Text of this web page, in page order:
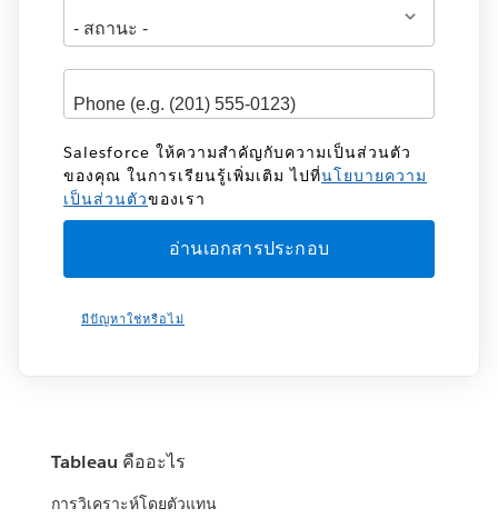
Salesforce ให้ความสำคัญกับความเป็นส่วนตัว
ของคุณ ในการเรียนรู้เพิ่มเติม ไปที่นโยบายความ
เป็นส่วนตัวของเรา
มีปัญหาใช่หรือไม่
Tableau คืออะไร
การวิเคราะห์โดยตัวแทน